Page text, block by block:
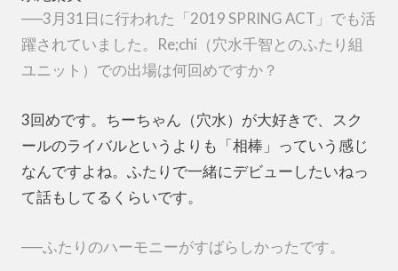
──3月31日に行われた「2019 SPRING ACT」でも活
躍されていました。Re;chi（穴水千智とのふたり組
ユニット）での出場は何回めですか？
3回めです。ちーちゃん（穴水）が大好きで、スク
ールのライバルというよりも「相棒」っていう感じ
なんですよね。ふたりで一緒にデビューしたいねっ
て話もしてるくらいです。
──ふたりのハーモニーがすばらしかったです。